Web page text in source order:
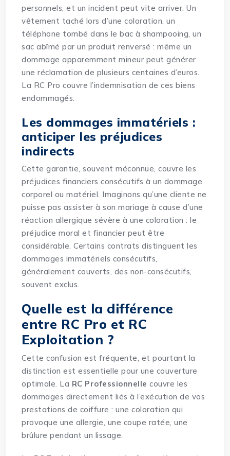
personnels, et un incident peut vite arriver. Un
vêtement taché lors d’une coloration, un
téléphone tombé dans le bac à shampooing, un
sac abîmé par un produit renversé : même un
dommage apparemment mineur peut générer
une réclamation de plusieurs centaines d’euros.
La RC Pro couvre l’indemnisation de ces biens
endommagés.
Les dommages immatériels :
anticiper les préjudices
indirects
Cette garantie, souvent méconnue, couvre les
préjudices financiers consécutifs à un dommage
corporel ou matériel. Imaginons qu’une cliente ne
puisse pas assister à son mariage à cause d’une
réaction allergique sévère à une coloration : le
préjudice moral et financier peut être
considérable. Certains contrats distinguent les
dommages immatériels consécutifs,
généralement couverts, des non-consécutifs,
souvent exclus.
Quelle est la différence
entre RC Pro et RC
Exploitation ?
Cette confusion est fréquente, et pourtant la
distinction est essentielle pour une couverture
optimale. La RC Professionnelle couvre les
dommages directement liés à l’exécution de vos
prestations de coiffure : une coloration qui
provoque une allergie, une coupe ratée, une
brûlure pendant un lissage.